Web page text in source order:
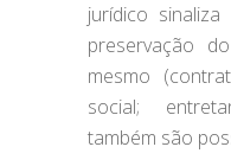
jurídico
preservação
mesmo
social;
também são